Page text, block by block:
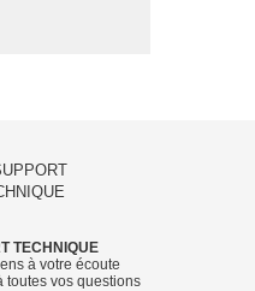
TECHNIQUE
à votre écoute
toutes vos questions